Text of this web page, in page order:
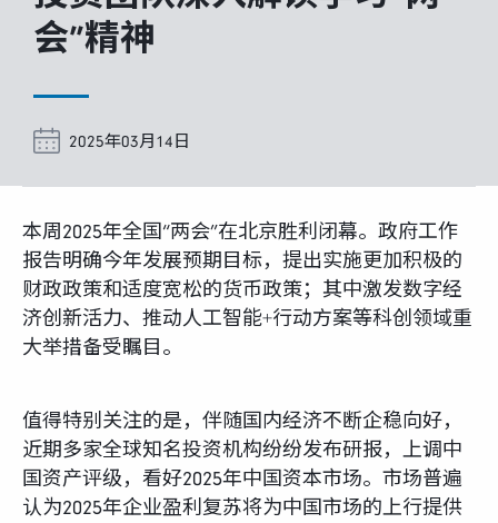
富达课堂
养老专区
媒体中心
招贤纳士
下载中心
会”精神
2025年03月14日
本周2025年全国“两会”在北京胜利闭幕。政府工作
报告明确今年发展预期目标，提出实施更加积极的
财政政策和适度宽松的货币政策；其中激发数字经
济创新活力、推动人工智能+行动方案等科创领域重
大举措备受瞩目。
值得特别关注的是，伴随国内经济不断企稳向好，
近期多家全球知名投资机构纷纷发布研报，上调中
国资产评级，看好2025年中国资本市场。市场普遍
认为2025年企业盈利复苏将为中国市场的上行提供